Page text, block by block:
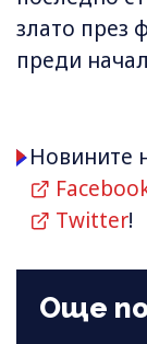
злато през
преди
Новините
Twitter!
Още